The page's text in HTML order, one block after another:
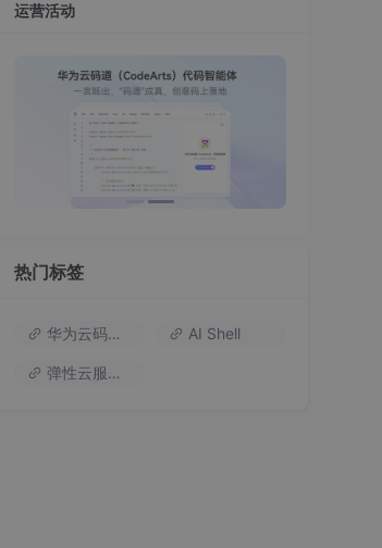
运营活动
热门标签
华为云码道（Codearts） AI Shell
弹性云服务器